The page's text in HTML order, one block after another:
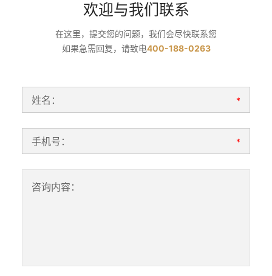
欢迎与我们联系
在这里，提交您的问题，我们会尽快联系您
如果急需回复，请致电400-188-0263
姓名： *
手机号： *
咨询内容：